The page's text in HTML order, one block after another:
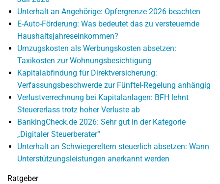
Unterhalt an Angehörige: Opfergrenze 2026 beachten
E-Auto-Förderung: Was bedeutet das zu versteuernde
Haushaltsjahreseinkommen?
Umzugskosten als Werbungskosten absetzen:
Taxikosten zur Wohnungsbesichtigung
Kapitalabfindung für Direktversicherung:
Verfassungsbeschwerde zur Fünftel-Regelung anhängig
Verlustverrechnung bei Kapitalanlagen: BFH lehnt
Steuererlass trotz hoher Verluste ab
BankingCheck.de 2026: Sehr gut in der Kategorie
„Digitaler Steuerberater“
Unterhalt an Schwiegereltern steuerlich absetzen: Wann
Unterstützungsleistungen anerkannt werden
Ratgeber